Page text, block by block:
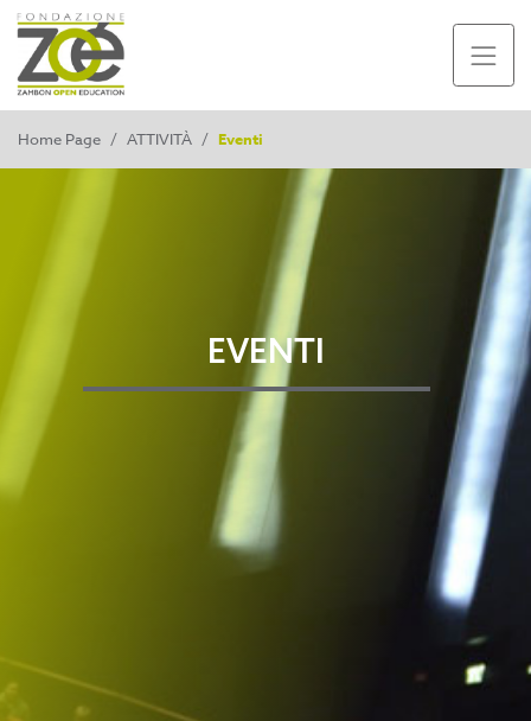
Home Page / ATTIVITÀ / Eventi
EVENTI